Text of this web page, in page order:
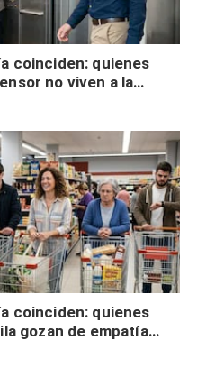
coinciden: quienes
no viven a la
social
coinciden: quienes
gozan de empatía
tienen autocontrol